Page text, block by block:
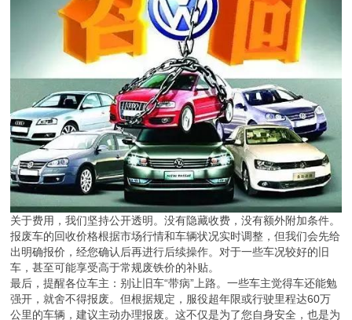
关于费用，我们坚持公开透明。没有隐藏收费，没有额外附加条件。
报废车的回收价格根据市场行情和车辆状况实时调整，但我们会先给
出明确报价，经您确认后再进行后续操作。对于一些车况较好的旧
车，甚至可能享受高于常规废铁价的补贴。
最后，提醒各位车主：别让旧车“带病”上路。一些车主觉得车还能勉
强开，就舍不得报废。但根据规定，服役超年限或行驶里程达60万
公里的车辆，建议主动办理报废。这不仅是为了您自身安全，也是为